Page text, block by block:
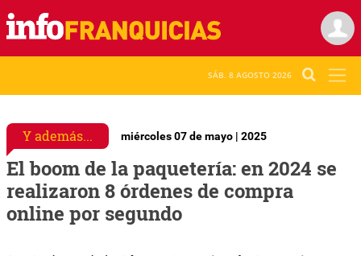
SÁB. 8 AGOSTO 2026
Y además... miércoles 07 de mayo | 2025
El boom de la paquetería: en 2024 se
realizaron 8 órdenes de compra
online por segundo